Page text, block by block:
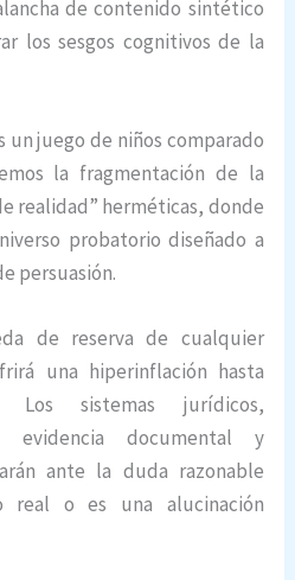
de contenido sintético
los sesgos cognitivos de la
un juego de niños comparado
la fragmentación de la
realidad” herméticas, donde
probatorio diseñado a
persuasión.
de reserva de cualquier
una hiperinflación hasta
sistemas jurídicos,
documental y
ante la duda razonable
real o es una alucinación